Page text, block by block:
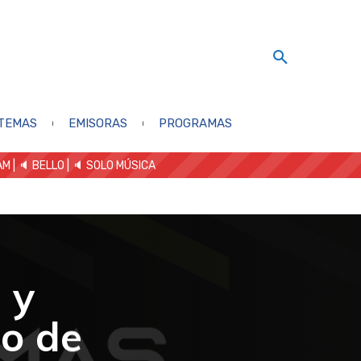
EMISORAS PROGRAMAS
| 🔈 BELLO 🔈 SOLO MÚSICA
y
de